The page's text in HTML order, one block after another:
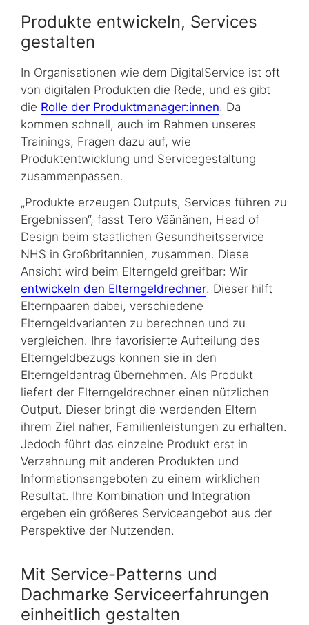
Produkte entwickeln, Services
gestalten
In Organisationen wie dem DigitalService ist oft
von digitalen Produkten die Rede, und es gibt
die Rolle der Produktmanager:innen. Da
kommen schnell, auch im Rahmen unseres
Trainings, Fragen dazu auf, wie
Produktentwicklung und Servicegestaltung
zusammenpassen.
„Produkte erzeugen Outputs, Services führen zu
Ergebnissen“, fasst Tero Väänänen, Head of
Design beim staatlichen Gesundheitsservice
NHS in Großbritannien, zusammen. Diese
Ansicht wird beim Elterngeld greifbar: Wir
entwickeln den Elterngeldrechner. Dieser hilft
Elternpaaren dabei, verschiedene
Elterngeldvarianten zu berechnen und zu
vergleichen. Ihre favorisierte Aufteilung des
Elterngeldbezugs können sie in den
Elterngeldantrag übernehmen. Als Produkt
liefert der Elterngeldrechner einen nützlichen
Output. Dieser bringt die werdenden Eltern
ihrem Ziel näher, Familienleistungen zu erhalten.
Jedoch führt das einzelne Produkt erst in
Verzahnung mit anderen Produkten und
Informationsangeboten zu einem wirklichen
Resultat. Ihre Kombination und Integration
ergeben ein größeres Serviceangebot aus der
Perspektive der Nutzenden.
Mit Service-Patterns und
Dachmarke Serviceerfahrungen
einheitlich gestalten